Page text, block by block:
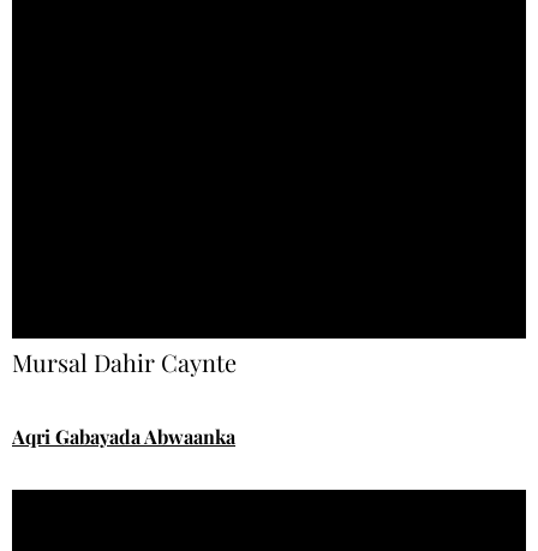
Mursal Dahir Caynte
Aqri Gabayada Abwaanka